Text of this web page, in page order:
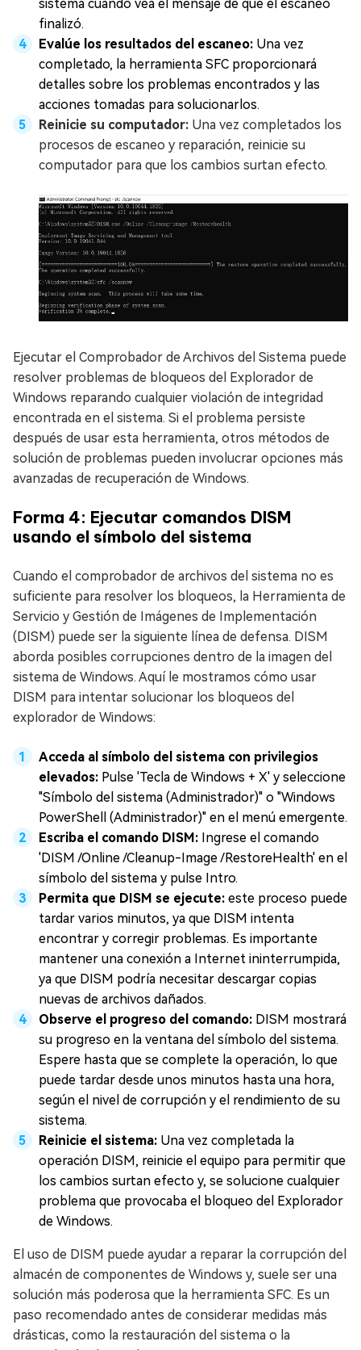
sistema cuando vea el mensaje de que el escaneo
finalizó.
Evalúe los resultados del escaneo: Una vez
completado, la herramienta SFC proporcionará
detalles sobre los problemas encontrados y las
acciones tomadas para solucionarlos.
Reinicie su computador: Una vez completados los
procesos de escaneo y reparación, reinicie su
computador para que los cambios surtan efecto.
Ejecutar el Comprobador de Archivos del Sistema puede
resolver problemas de bloqueos del Explorador de
Windows reparando cualquier violación de integridad
encontrada en el sistema. Si el problema persiste
después de usar esta herramienta, otros métodos de
solución de problemas pueden involucrar opciones más
avanzadas de recuperación de Windows.
Forma 4: Ejecutar comandos DISM
usando el símbolo del sistema
Cuando el comprobador de archivos del sistema no es
suficiente para resolver los bloqueos, la Herramienta de
Servicio y Gestión de Imágenes de Implementación
(DISM) puede ser la siguiente línea de defensa. DISM
aborda posibles corrupciones dentro de la imagen del
sistema de Windows. Aquí le mostramos cómo usar
DISM para intentar solucionar los bloqueos del
explorador de Windows:
Acceda al símbolo del sistema con privilegios
elevados: Pulse 'Tecla de Windows + X' y seleccione
"Símbolo del sistema (Administrador)" o "Windows
PowerShell (Administrador)" en el menú emergente.
Escriba el comando DISM: Ingrese el comando
'DISM /Online /Cleanup-Image /RestoreHealth' en el
símbolo del sistema y pulse Intro.
Permita que DISM se ejecute: este proceso puede
tardar varios minutos, ya que DISM intenta
encontrar y corregir problemas. Es importante
mantener una conexión a Internet ininterrumpida,
ya que DISM podría necesitar descargar copias
nuevas de archivos dañados.
Observe el progreso del comando: DISM mostrará
su progreso en la ventana del símbolo del sistema.
Espere hasta que se complete la operación, lo que
puede tardar desde unos minutos hasta una hora,
según el nivel de corrupción y el rendimiento de su
sistema.
Reinicie el sistema: Una vez completada la
operación DISM, reinicie el equipo para permitir que
los cambios surtan efecto y, se solucione cualquier
problema que provocaba el bloqueo del Explorador
de Windows.
El uso de DISM puede ayudar a reparar la corrupción del
almacén de componentes de Windows y, suele ser una
solución más poderosa que la herramienta SFC. Es un
paso recomendado antes de considerar medidas más
drásticas, como la restauración del sistema o la